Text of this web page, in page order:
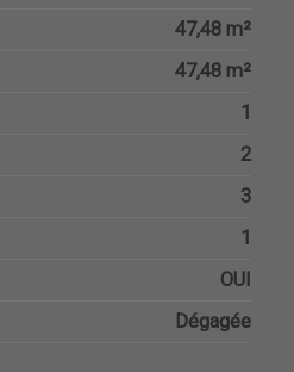
47,48 m²
47,48 m²
1
2
3
1
OUI
Dégagée